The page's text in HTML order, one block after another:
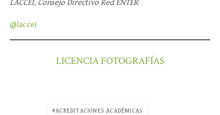
LACCEI, Consejo Directivo Red ENTER
@laccei
LICENCIA FOTOGRAFÍAS
ACREDITACIONES ACADÉMICAS